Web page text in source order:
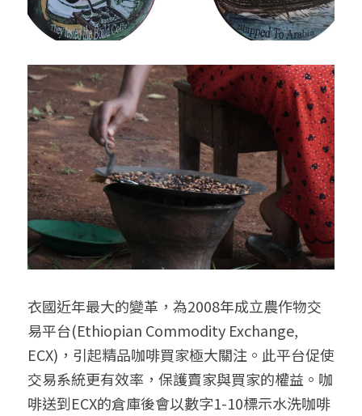
衣國近年最大的變革，為2008年成立農作物交
易平台(Ethiopian Commodity Exchange,
ECX)，引起精品咖啡買家極大關注。此平台促使
交易系統更有效率，保護賣家與買家的權益。咖
啡送到ECX的倉庫後會以數字1-10標示水洗咖啡